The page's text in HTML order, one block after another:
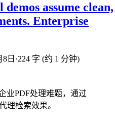
assume clean,
Enterprise
8日 ·224 字 (约 1 分钟)
业PDF处理难题，通过
理检索效果。